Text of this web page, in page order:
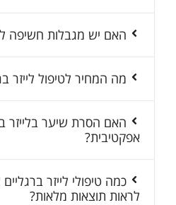
האם יש מגבלות חשיפה
מה המחיר לטיפול לייזר
האם הסרת שיער בלייזר
אפקטיבית?
כמה טיפולי לייזר
לראות תוצאות מלאות?